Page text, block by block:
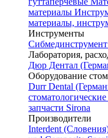
материалы
материалы,
Инструменты
Лаборатория,
Дюр Дентал
Оборудование
Durr Dental
стоматологические
запчасти Sirona
Производители
Interdent